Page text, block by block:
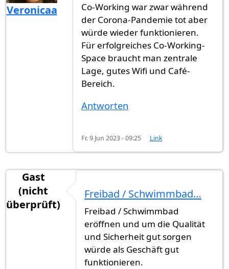
Veronicaa
Co-Working war zwar während
der Corona-Pandemie tot aber
würde wieder funktionieren.
Für erfolgreiches Co-Working-
Space braucht man zentrale
Lage, gutes Wifi und Café-
Bereich.
Antworten
Fr. 9 Jun 2023 - 09:25 Link
Gast
(nicht
überprüft)
Freibad / Schwimmbad…
Freibad / Schwimmbad
eröffnen und um die Qualität
und Sicherheit gut sorgen
würde als Geschäft gut
funktionieren.